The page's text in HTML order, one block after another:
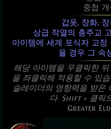
중첩 개
갑옷, 장화,
상급 작열의 총주교
아이템에 세계 포식자 고정
을 경우 그 속
해당 아이템을 우클릭한
을 좌클릭해 적용할 수 있
슬레이더의 영향력을 받은
다. Shift + 클릭
Greater